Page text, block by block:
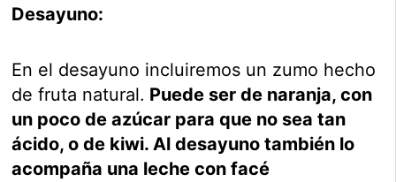
Desayuno:
En el desayuno incluiremos un zumo hecho
de fruta natural. Puede ser de naranja, con
un poco de azúcar para que no sea tan
ácido, o de kiwi. Al desayuno también lo
acompaña una leche con facé